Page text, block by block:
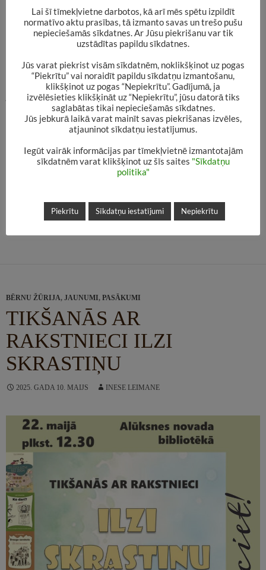
valodas.
Katrā vecumgrupā ir jāvērtē piecas grāmatas, bet
Vecāku žūrijas kolekcijā – četras, papildus aicinot
izvēlēties jebkuras divas grāmatas no pārējās
kolekcijas, lai arī pieaugušie iepazītos ar bērnu un
jauniešu literatūras aktualitātēm.
Dalībnieki drīkst mainīt ieteikto vecumgrupu un
brīvi izvēlēties grāmatas no kolekcijas kopējā
piedāvājuma.
BĒRNU ŽŪRIJA, JAUNUMI, PASĀKUMI
TIKŠANĀS AR
RAKSTNIECI ILZI
SKRASTIŅU
2025. GADA 10. MAIJS INESE LEIMANE
Lai šī tīmekļvietne darbotos, kā arī mēs spētu izpildīt
normatīvo aktu prasības, tā izmanto savas un trešo pušu
nepieciešamās sīkdatnes. Ar Jūsu piekrišanu var tik
uzstādītas papildu sīkdatnes.
Jūs varat piekrist visām sīkdatnēm, noklikšķinot uz pogas
“Piekrītu” vai noraidīt papildu sīkdatņu izmantošanu,
klikšķinot uz pogas “Nepiekrītu”. Gadījumā, ja
izvēlēsieties klikšķināt uz “Nepiekrītu”, jūsu datorā tiks
saglabātas tikai nepieciešamās sīkdatnes.
Jūs jebkurā laikā varat mainīt savas piekrišanas izvēles,
atjauninot sīkdatņu iestatījumus.
Iegūt vairāk informācijas par tīmekļvietnē izmantotajām
sīkdatnēm varat klikšķinot uz šīs saites "Sīkdatņu
politika"
Piekrītu Sīkdatņu iestatījumi Nepiekrītu